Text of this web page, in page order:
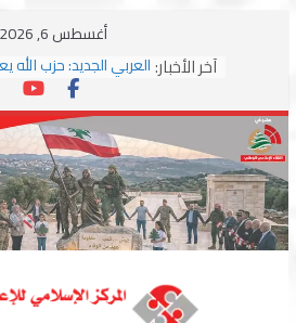
أغسطس 6, 2026
آخر الأخبار:
وسط اشتباكات مع جيش
ترامب: مذكرة التفاهم
مشروط” من جانب إيران
الجمهورية: إسرائيل
احتلال جديدة ولبنان أمام
بزشكيان وترامب يوقعان
تمهيداً لاستئناف
استهداف دراجة نارية